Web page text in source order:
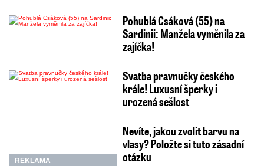
Pohublá Csáková (55) na
Sardinii: Manžela vyměnila za
zajíčka!
Svatba pravnučky českého
krále! Luxusní šperky i
urozená sešlost
REKLAMA
Nevíte, jakou zvolit barvu na
vlasy? Položte si tuto zásadní
otázku